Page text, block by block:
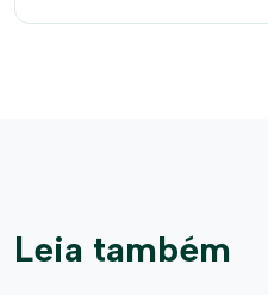
Leia também